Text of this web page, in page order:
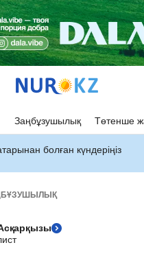
Заңбұзушылық Төтенше
болған күндеріңіз